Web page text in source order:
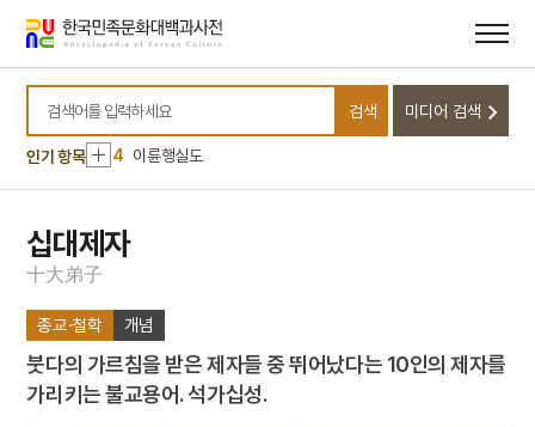
바로가기
바로가기
검색어를 입력하세요
검색 미디어 검색
인기 항목
1 금성대군
2 기린도
3 세조
4 이륜행실도
5 묘작도
6
7
개띠
10 고국원왕
1 금성대군
십대제자
十大弟子
종교·철학 개념
붓다의 가르침을 받은 제자들 중 뛰어났다는 10인의 제자를
가리키는 불교용어. 석가십성.